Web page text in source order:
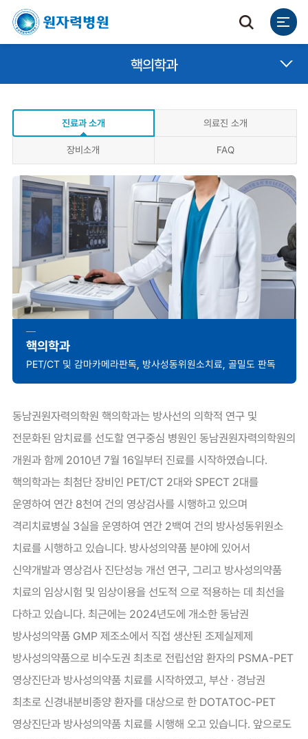
핵의학과
진료과 소개 의료진 소개
장비소개 FAQ
핵의학과
PET/CT 및 감마카메라판독, 방사성동위원소치료, 골밀도 판독
동남권원자력의학원 핵의학과는 방사선의 의학적 연구 및
전문화된 암치료를 선도할 연구중심 병원인 동남권원자력의학원의
개원과 함께 2010년 7월 16일부터 진료를 시작하였습니다.
핵의학과는 최첨단 장비인 PET/CT 2대와 SPECT 2대를
운영하여 연간 8천여 건의 영상검사를 시행하고 있으며
격리치료병실 3실을 운영하여 연간 2백여 건의 방사성동위원소
치료를 시행하고 있습니다. 방사성의약품 분야에 있어서
신약개발과 영상검사 진단성능 개선 연구, 그리고 방사성의약품
치료의 임상시험 및 임상이용을 선도적 으로 적용하는 데 최선을
다하고 있습니다. 최근에는 2024년도에 개소한 동남권
방사성의약품 GMP 제조소에서 직접 생산된 조제실제제
방사성의약품으로 비수도권 최초로 전립선암 환자의 PSMA-PET
영상진단과 방사성의약품 치료를 시작하였고, 부산 · 경남권
최초로 신경내분비종양 환자를 대상으로 한 DOTATOC-PET
영상진단과 방사성의약품 치료를 시행해 오고 있습니다. 앞으로도